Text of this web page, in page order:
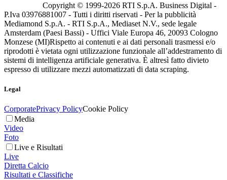
Copyright © 1999-2026 RTI S.p.A. Business Digital -
P.Iva 03976881007 - Tutti i diritti riservati - Per la pubblicità
Mediamond S.p.A. - RTI S.p.A., Mediaset N.V., sede legale
Amsterdam (Paesi Bassi) - Uffici Viale Europa 46, 20093 Cologno
Monzese (MI)Rispetto ai contenuti e ai dati personali trasmessi e/o
riprodotti è vietata ogni utilizzazione funzionale all’addestramento di
sistemi di intelligenza artificiale generativa. È altresì fatto divieto
espresso di utilizzare mezzi automatizzati di data scraping.
Legal
CorporatePrivacy PolicyCookie Policy
Media
Video
Foto
Live e Risultati
Live
Diretta Calcio
Risultati e Classifiche